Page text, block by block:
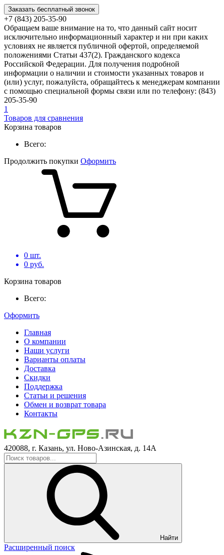
Заказать бесплатный звонок
+7 (843) 205-35-90
Обращаем ваше внимание на то, что данный сайт носит
исключительно информационный характер и ни при каких
условиях не является публичной офертой, определяемой
положениями Статьи 437(2). Гражданского кодекса
Российской Федерации. Для получения подробной
информации о наличии и стоимости указанных товаров и
(или) услуг, пожалуйста, обращайтесь к менеджерам компании
с помощью специальной формы связи или по телефону: (843)
205-35-90
1
Товаров для сравнения
Корзина товаров
Всего:
Продолжить покупки Оформить
0 шт.
0 руб.
Корзина товаров
Всего:
Оформить
Главная
О компании
Наши услуги
Варианты оплаты
Доставка
Скидки
Поддержка
Статьи и решения
Обмен и возврат товара
Контакты
420088, г. Казань, ул. Ново-Азинская, д. 14А
Найти
Расширенный поиск